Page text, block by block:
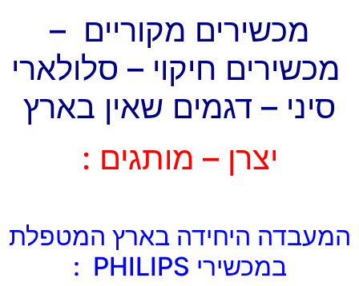
מכשירים מקוריים –
מכשירים חיקוי – סלולארי
סיני – דגמים שאין בארץ
יצרן – מותגים :
המעבדה היחידה בארץ המטפלת
במכשירי PHILIPS :